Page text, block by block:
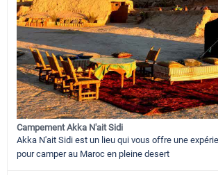
Campement Akka N'ait Sidi
Akka N'ait Sidi est un lieu qui vous offre une
pour camper au Maroc en pleine desert